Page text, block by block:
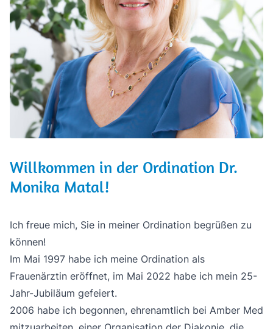
Willkommen in der Ordination Dr.
Monika Matal!
Ich freue mich, Sie in meiner Ordination begrüßen zu
können!
Im Mai 1997 habe ich meine Ordination als
Frauenärztin eröffnet, im Mai 2022 habe ich mein 25-
Jahr-Jubiläum gefeiert.
2006 habe ich begonnen, ehrenamtlich bei Amber Med